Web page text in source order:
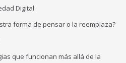
Digital
forma de pensar o la reemplaza?
que funcionan más allá de la